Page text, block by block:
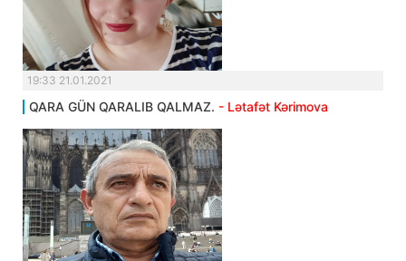
19:33 21.01.2021
QARA GÜN QARALIB QALMAZ. - Lətafət Kərimova